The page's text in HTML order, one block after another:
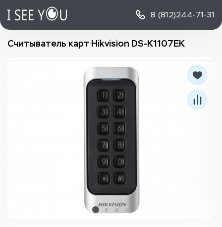
8 (812)244-71-31
Считыватель карт Hikvision DS-K1107EK